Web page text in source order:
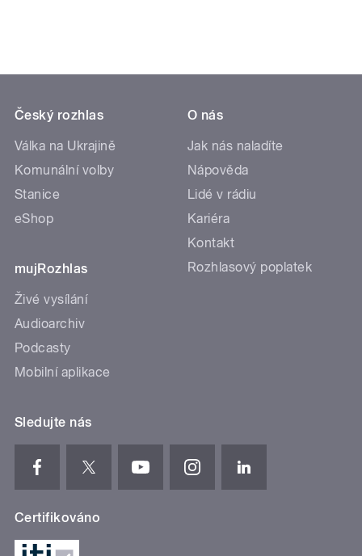
Český rozhlas
Válka na Ukrajině
Komunální volby
Stanice
eShop
mujRozhlas
Živé vysílání
Audioarchiv
Podcasty
Mobilní aplikace
O nás
Jak nás naladíte
Nápověda
Lidé v rádiu
Kariéra
Kontakt
Rozhlasový poplatek
Sledujte nás
Certifikováno